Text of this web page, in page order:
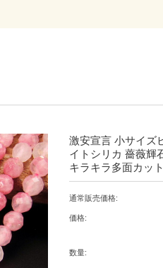
激安宣言 小サイズ
イトシリカ 薔薇輝
キラキラ多面カッ
通常販売価格:
価格:
数量: